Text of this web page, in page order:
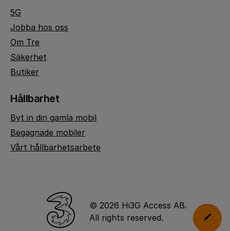
5G
Jobba hos oss
Om Tre
Säkerhet
Butiker
Hållbarhet
Byt in din gamla mobil
Begagnade mobiler
Vårt hållbarhetsarbete
© 2026 Hi3G Access AB.
All rights reserved.